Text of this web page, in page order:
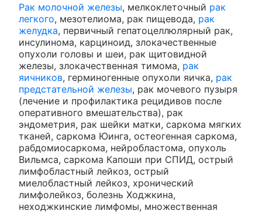
Рак молочной железы, мелкоклеточный рак
легкого, мезотелиома, рак пищевода, рак
желудка, первичный гепатоцеллюлярный рак,
инсулинома, карциноид, злокачественные
опухоли головы и шеи, рак щитовидной
железы, злокачественная тимома, рак
яичников, герминогенные опухоли яичка, рак
предстательной железы, рак мочевого пузыря
(лечение и профилактика рецидивов после
оперативного вмешательства), рак
эндометрия, рак шейки матки, саркома мягких
тканей, саркома Юинга, остеогенная саркома,
рабдомиосаркома, нейробластома, опухоль
Вильмса, саркома Капоши при СПИД, острый
лимфобластный лейкоз, острый
миелобластный лейкоз, хронический
лимфолейкоз, болезнь Ходжкина,
неходжкинские лимфомы, множественная